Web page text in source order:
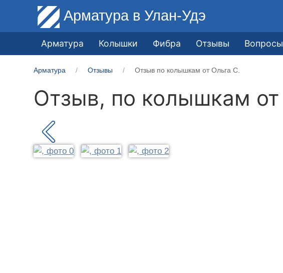
Арматура в Улан-Удэ
Арматура Колышки Фибра Отзывы Вопросы
Арматура Отзывы Отзыв по колышкам от Ольга С.
Отзыв, по колышкам от